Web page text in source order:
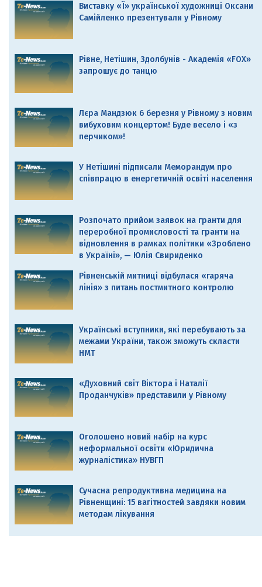
Виставку «Ї» української художниці Оксани
Самійленко презентували у Рівному
Рівне, Нетішин, Здолбунів - Академія «FOX»
запрошує до танцю
Лєра Мандзюк 6 березня у Рівному з новим
вибуховим концертом! Буде весело і «з
перчиком»!
У Нетішині підписали Меморандум про
співпрацю в енергетичній освіті населення
Розпочато прийом заявок на гранти для
переробної промисловості та гранти на
відновлення в рамках політики «Зроблено
в Україні», — Юлія Свириденко
Рівненській митниці відбулася «гаряча
лінія» з питань постмитного контролю
Українські вступники, які перебувають за
межами України, також зможуть скласти
НМТ
«Духовний світ Віктора і Наталії
Проданчуків» представили у Рівному
Оголошено новий набір на курс
неформальної освіти «Юридична
журналістика» НУВГП
Сучасна репродуктивна медицина на
Рівненщині: 15 вагітностей завдяки новим
методам лікування